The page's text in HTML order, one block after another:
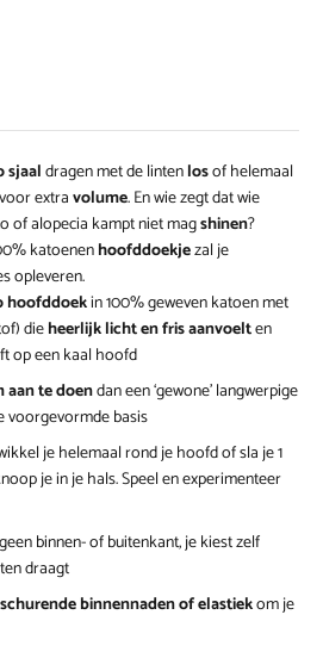
sjaaldragen met de lintenlosof helemaal
extravolume. En wie zegt dat wie
of alopecia kampt niet magshinen?
katoenenhoofddoekjezal je
opleveren.
hoofddoekin 100% geweven katoen met
dieheerlijk licht en fris aanvoelten
op een kaal hoofd
aan te doendan een ‘gewone’ langwerpige
voorgevormde basis
je helemaal rond je hoofd of sla je 1
je in je hals. Speel en experimenteer
binnen- of buitenkant, je kiest zelf
draagt
binnennaden of elastiekom je